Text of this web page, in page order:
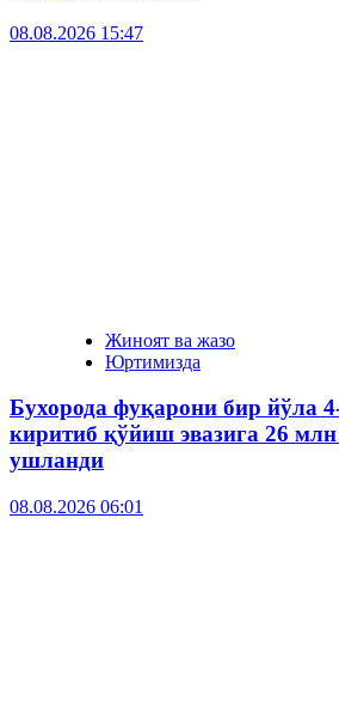
08.08.2026 15:47
Жиноят ва жазо
Юртимизда
Бухорода фуқарони бир йўла
киритиб қўйиш эвазига 26
ушланди
08.08.2026 06:01